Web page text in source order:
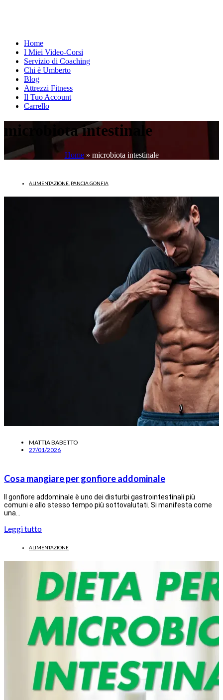
Home
I Miei Video-Corsi
Servizio di Coaching
Chi è Umberto
Blog
Attrezzi Fitness
Il Tuo Account
Carrello
microbiota intestinale
Home» microbiota intestinale
ALIMENTAZIONE PANCIA GONFIA
MATTIA BABETTO
27/01/2026
Cosa mangiare per gonfiore addominale
Il gonfiore addominale è uno dei disturbi gastrointestinali più
comuni e allo stesso tempo più sottovalutati. Si manifesta come
una…
Leggi tutto
ALIMENTAZIONE